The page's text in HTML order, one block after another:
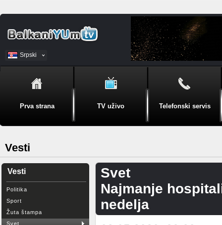
Srpski
BiH
Prva strana TV uživo Telefonski servis
Vesti
Vesti
Politika
Sport
Žuta štampa
Svet
Svet
Najmanje
nedelja